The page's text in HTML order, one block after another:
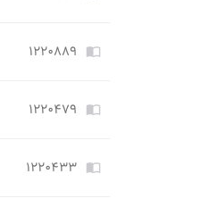
import_contacts ۱۲۲۰۸۸۹
import_contacts ۱۲۲۰۴۷۹
import_contacts ۱۲۲۰۴۳۳